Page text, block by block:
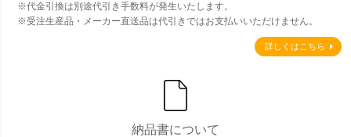
※代金引換は別途代引き手数料が発生いたします。
※受注生産品・メーカー直送品は代引きではお支払いいただけません。
詳しくはこちら
納品書について